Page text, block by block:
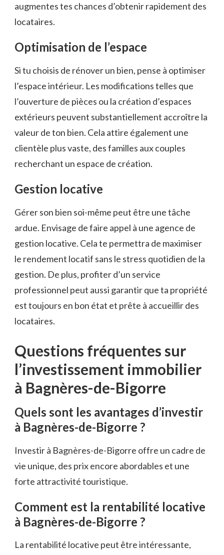
augmentes tes chances d’obtenir rapidement des
locataires.
Optimisation de l’espace
Si tu choisis de rénover un bien, pense à optimiser
l’espace intérieur. Les modifications telles que
l’ouverture de pièces ou la création d’espaces
extérieurs peuvent substantiellement accroître la
valeur de ton bien. Cela attire également une
clientèle plus vaste, des familles aux couples
recherchant un espace de création.
Gestion locative
Gérer son bien soi-même peut être une tâche
ardue. Envisage de faire appel à une agence de
gestion locative. Cela te permettra de maximiser
le rendement locatif sans le stress quotidien de la
gestion. De plus, profiter d’un service
professionnel peut aussi garantir que ta propriété
est toujours en bon état et prête à accueillir des
locataires.
Questions fréquentes sur
l’investissement immobilier
à Bagnères-de-Bigorre
Quels sont les avantages d’investir
à Bagnères-de-Bigorre ?
Investir à Bagnères-de-Bigorre offre un cadre de
vie unique, des prix encore abordables et une
forte attractivité touristique.
Comment est la rentabilité locative
à Bagnères-de-Bigorre ?
La rentabilité locative peut être intéressante,